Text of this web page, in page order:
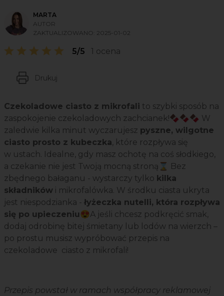
MARTA
AUTOR
ZAKTUALIZOWANO: 2025-01-02
5/5 1 ocena
Drukuj
Czekoladowe ciasto z mikrofali to szybki sposób na
zaspokojenie czekoladowych zachcianek!🍫🍫🍫 W
zaledwie kilka minut wyczarujesz pyszne, wilgotne
ciasto prosto z kubeczka, które rozpływa się
w ustach. Idealne, gdy masz ochotę na coś słodkiego,
a czekanie nie jest Twoją mocną stroną⌛ Bez
zbędnego bałaganu - wystarczy tylko kilka
składników i mikrofalówka. W środku ciasta ukryta
jest niespodzianka - łyżeczka nutelli, która rozpływa
się po upieczeniu😍A jeśli chcesz podkręcić smak,
dodaj odrobinę bitej śmietany lub lodów na wierzch –
po prostu musisz wypróbować przepis na
czekoladowe ciasto z mikrofali!
Przepis powstał w ramach współpracy reklamowej